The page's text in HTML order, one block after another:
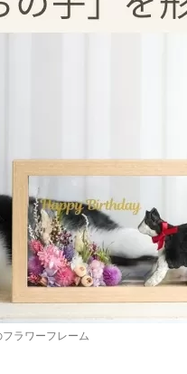
フラワーフレーム